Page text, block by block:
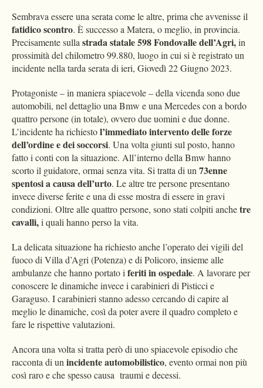
Sembrava essere una serata come le altre, prima che avvenisse il
fatidico scontro. È successo a Matera, o meglio, in provincia.
Precisamente sulla strada statale 598 Fondovalle dell’Agri,in
prossimità del chilometro 99.880, luogo in cui si è registrato un
incidente nella tarda serata di ieri, Giovedì 22 Giugno 2023.
Protagoniste – in maniera spiacevole – della vicenda sono due
automobili, nel dettaglio una Bmw e una Mercedes con a bordo
quattro persone (in totale), ovvero due uomini e due donne.
L’incidente ha richiestol’immediato intervento delle forze
dell’ordine e dei soccorsi. Una volta giunti sul posto, hanno
fatto i conti con la situazione. All’interno della Bmw hanno
scorto il guidatore, ormai senza vita. Si tratta di un 73enne
spentosi a causa dell’urto. Le altre tre persone presentano
invece diverse ferite e una di esse mostra di essere in gravi
condizioni. Oltre alle quattro persone, sono stati colpiti anchetre
cavalli,i quali hanno perso la vita.
La delicata situazione ha richiesto anche l’operato dei vigili del
fuoco di Villa d’Agri (Potenza) e di Policoro, insieme alle
ambulanze che hanno portato i feriti in ospedale. A lavorare per
conoscere le dinamiche invece i carabinieri di Pisticci e
Garaguso. I carabinieri stanno adesso cercando di capire al
meglio le dinamiche, così da poter avere il quadro completo e
fare le rispettive valutazioni.
Ancora una volta si tratta però di uno spiacevole episodio che
racconta di un incidente automobilistico, evento ormai non più
così raro e che spesso causa traumi e decessi.